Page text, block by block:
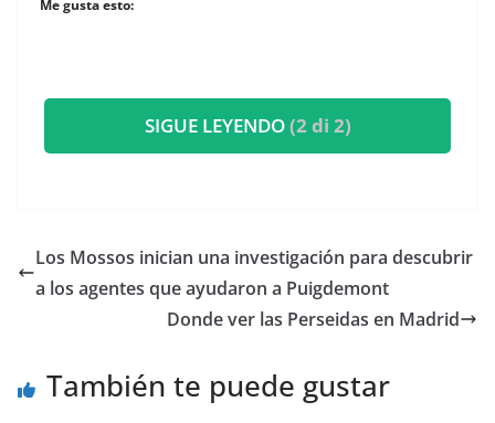
Me gusta esto:
SIGUE LEYENDO(2 di 2)
Los Mossos inician una investigación para descubrir
a los agentes que ayudaron a Puigdemont
Donde ver las Perseidas en Madrid
También te puede gustar